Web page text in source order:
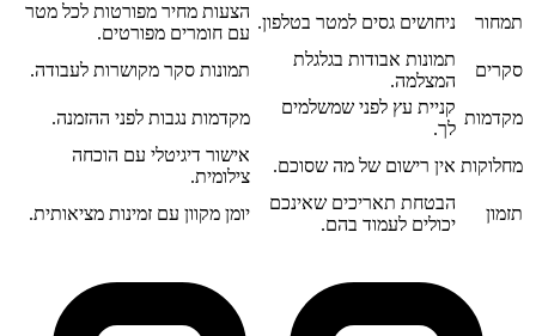
תמחור
ניחושים גסים למטר בטלפון.
הצעות מחיר מפורטות לכל מטר
עם חומרים מפורטים.
סקרים
תמונות אבודות בגלגלת
המצלמה.
תמונות סקר מקושרות לעבודה.
מקדמות
קניית עץ לפני שמשלמים
לך.
מקדמות נגבות לפני ההזמנה.
מחלוקות אין רישום של מה שסוכם.
אישור דיגיטלי עם הוכחה
צילומית.
תזמון
הבטחת תאריכים שאינכם
יכולים לעמוד בהם.
יומן מקוון עם זמינות מציאותית.